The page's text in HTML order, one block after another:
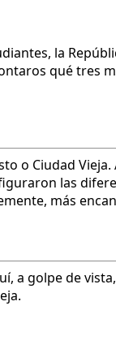
la
qué tres
o Ciudad
las
más
a golpe de